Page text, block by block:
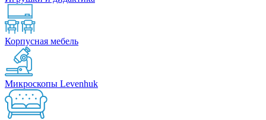
Корпусная мебель
Микроскопы Levenhuk